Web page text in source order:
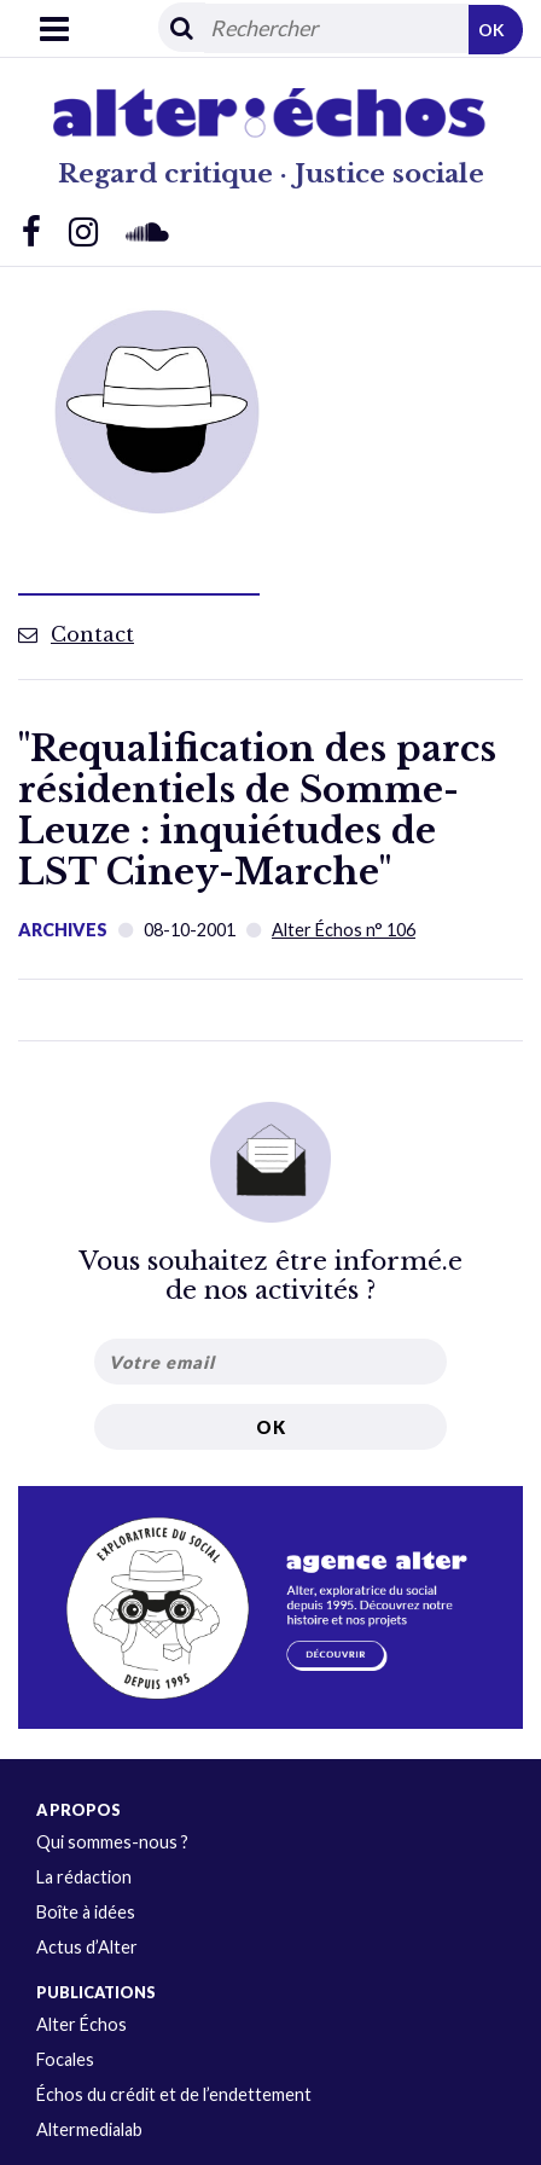
Regard critique · Justice sociale
OK
Contact
"Requalification des parcs
résidentiels de Somme-
Leuze : inquiétudes de
LST Ciney-Marche"
ARCHIVES 08-10-2001 Alter Échos n° 106
Vous souhaitez être informé.e
de nos activités ?
A PROPOS
Qui sommes-nous ?
La rédaction
Boîte à idées
Actus d’Alter
PUBLICATIONS
Alter Échos
Focales
Échos du crédit et de l’endettement
Altermedialab